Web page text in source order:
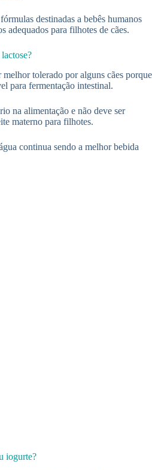
destinadas a bebês humanos
adequados para filhotes de cães.
melhor tolerado por alguns cães porque
para fermentação intestinal.
na alimentação e não deve ser
materno para filhotes.
continua sendo a melhor bebida
iogurte?